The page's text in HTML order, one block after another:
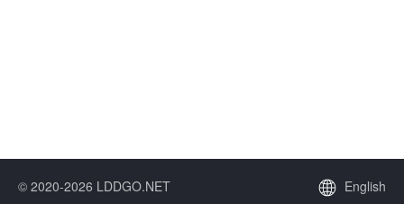
© 2020-2026 LDDGO.NET English